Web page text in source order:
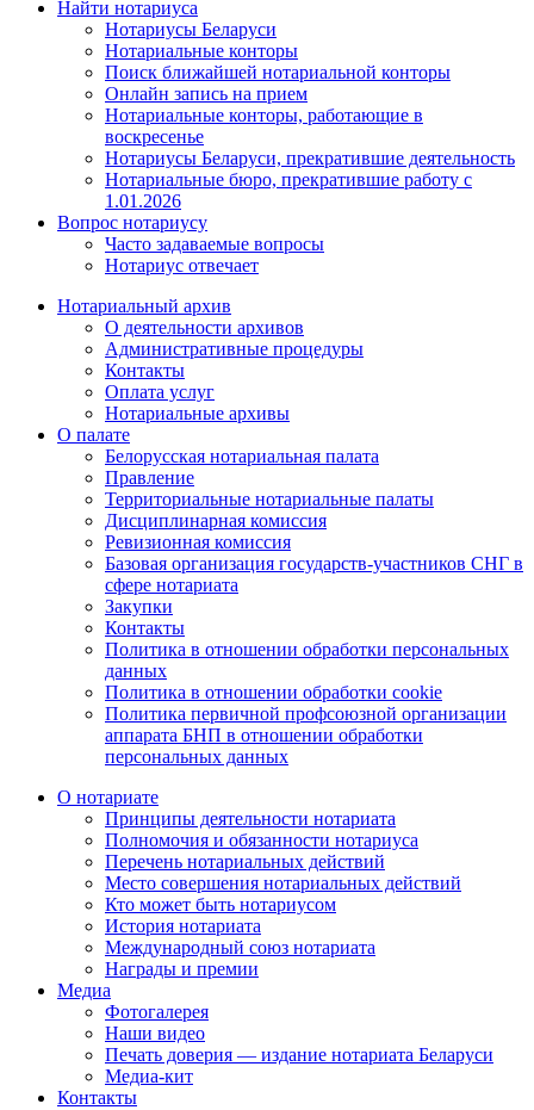
Найти нотариуса
Нотариусы Беларуси
Нотариальные конторы
Поиск ближайшей нотариальной конторы
Онлайн запись на прием
Нотариальные конторы, работающие в
воскресенье
Нотариусы Беларуси, прекратившие деятельность
Нотариальные бюро, прекратившие работу с
1.01.2026
Вопрос нотариусу
Часто задаваемые вопросы
Нотариус отвечает
Нотариальный архив
О деятельности архивов
Административные процедуры
Контакты
Оплата услуг
Нотариальные архивы
О палате
Белорусская нотариальная палата
Правление
Территориальные нотариальные палаты
Дисциплинарная комиссия
Ревизионная комиссия
Базовая организация государств-участников СНГ в
сфере нотариата
Закупки
Контакты
Политика в отношении обработки персональных
данных
Политика в отношении обработки cookie
Политика первичной профсоюзной организации
аппарата БНП в отношении обработки
персональных данных
О нотариате
Принципы деятельности нотариата
Полномочия и обязанности нотариуса
Перечень нотариальных действий
Место совершения нотариальных действий
Кто может быть нотариусом
История нотариата
Международный союз нотариата
Награды и премии
Медиа
Фотогалерея
Наши видео
Печать доверия — издание нотариата Беларуси
Медиа-кит
Контакты